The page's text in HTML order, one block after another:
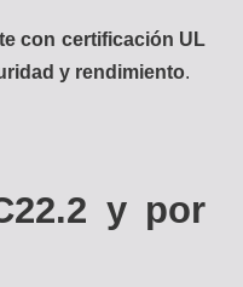
con certificación UL
y rendimiento.
y por